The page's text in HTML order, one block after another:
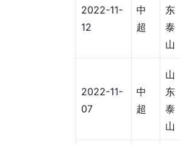
2022-11-
12
中
超
东
泰
山
2022-11-
07
中
超
山
东
泰
山